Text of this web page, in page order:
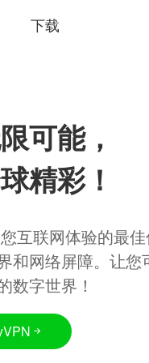
下载
可能，
精彩！
互联网体验的最
和网络屏障。让您
数字世界！